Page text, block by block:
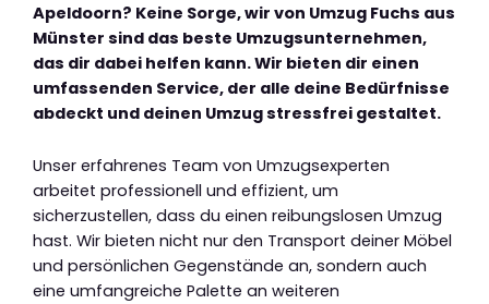
Apeldoorn? Keine Sorge, wir von Umzug Fuchs aus
Münster sind das beste Umzugsunternehmen,
das dir dabei helfen kann. Wir bieten dir einen
umfassenden Service, der alle deine Bedürfnisse
abdeckt und deinen Umzug stressfrei gestaltet.
Unser erfahrenes Team von Umzugsexperten
arbeitet professionell und effizient, um
sicherzustellen, dass du einen reibungslosen Umzug
hast. Wir bieten nicht nur den Transport deiner Möbel
und persönlichen Gegenstände an, sondern auch
eine umfangreiche Palette an weiteren